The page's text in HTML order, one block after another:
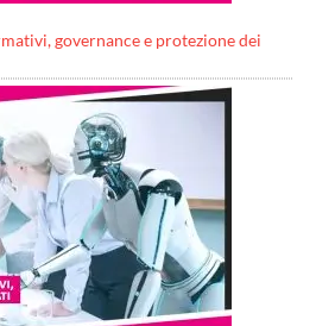
governance e protezione dei